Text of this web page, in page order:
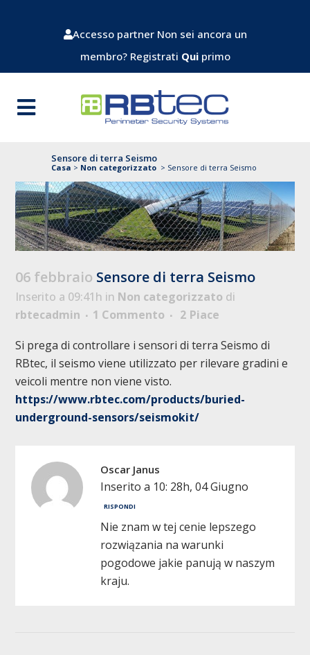
Accesso partnerNon sei ancora un
membro? Registrati Quiprimo
Sensore di terra Seismo
Casa > Non categorizzato > Sensore di terra Seismo
06 febbraio Sensore di terra Seismo
Inserito a 09:41h in Non categorizzato di
rbtecadmin
1 Commento 2 Piace
Si prega di controllare i sensori di terra Seismo di
RBtec, il seismo viene utilizzato per rilevare gradini e
veicoli mentre non viene visto.
https://www.rbtec.com/products/buried-
underground-sensors/seismokit/
Oscar Janus
Inserito a 10: 28h, 04 Giugno
RISPONDI
Nie znam w tej cenie lepszego
rozwiązania na warunki
pogodowe jakie panują w naszym
kraju.